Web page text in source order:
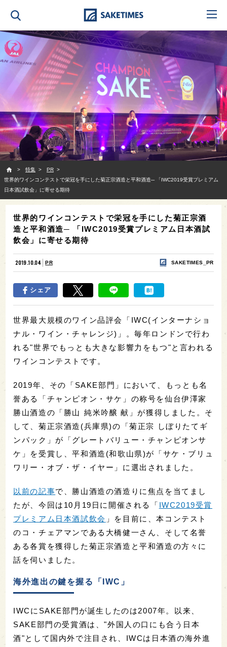
特集
PR
世界的ワインコンテストで栄冠を手にした菊正宗酒造と平和酒造─ 「IWC2019受賞プレミアム
日本酒試飲会」に寄せる期待
世界的ワインコンテストで栄冠を手にした菊正宗酒
造と平和酒造─ 「IWC2019受賞プレミアム日本酒試
飲会」に寄せる期待
2019.10.04 PR SAKETIMES_PR
シェア
世界最大規模のワイン品評会「IWC(インターナショ
ナル・ワイン・チャレンジ)」。毎年ロンドンで行わ
れる"世界でもっとも大きな影響力をもつ"と言われる
ワインコンテストです。
2019年、その「SAKE部門」において、もっとも名
誉ある「チャンピオン・サケ」の称号を仙台伊澤家
勝山酒造の「勝山 純米吟醸 献」が獲得しました。そ
して、菊正宗酒造(兵庫県)の「菊正宗 しぼりたてギ
ンパック」が「グレートバリュー・チャンピオンサ
ケ」を受賞し、平和酒造(和歌山県)が「サケ・ブリュ
ワリー・オブ・ザ・イヤー」に選出されました。
以前の記事で、勝山酒造の酒造りに焦点を当てまし
たが、今回は10月19日に開催される「 IWC2019受賞
プレミアム日本酒試飲会 」を目前に、本コンテスト
のコ・チェアマンである大橋健一さん、そして名誉
ある各賞を獲得した菊正宗酒造と平和酒造の方々に
話を伺いました。
海外進出の鍵を握る「IWC」
IWCにSAKE部門が誕生したのは2007年。以来、
SAKE部門の受賞酒は、"外国人の口にも合う日本
酒"として国内外で注目され、IWCは日本酒の海外進